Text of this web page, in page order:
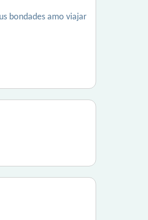
bondades amo viajar